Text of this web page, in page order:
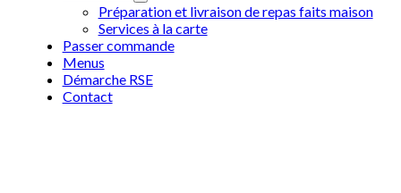
Préparation et livraison de repas faits maison
Services à la carte
Passer commande
Menus
Démarche RSE
Contact